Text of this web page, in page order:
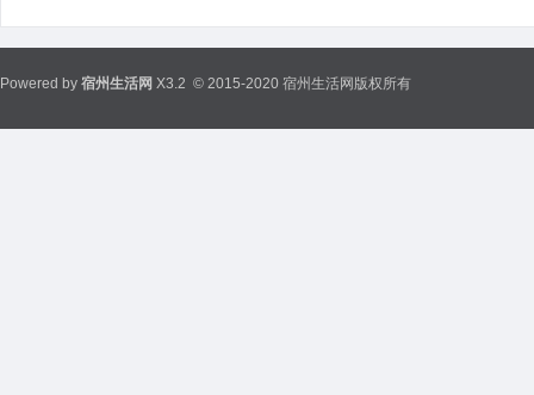
Powered by 宿州生活网 X3.2 © 2015-2020 宿州生活网版权所有